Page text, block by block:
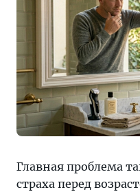
Главная проблема
страха перед